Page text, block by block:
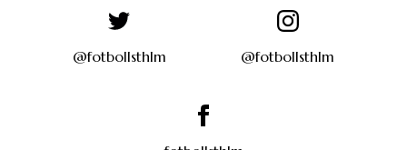
@fotbollsthlm @fotbollsthlm